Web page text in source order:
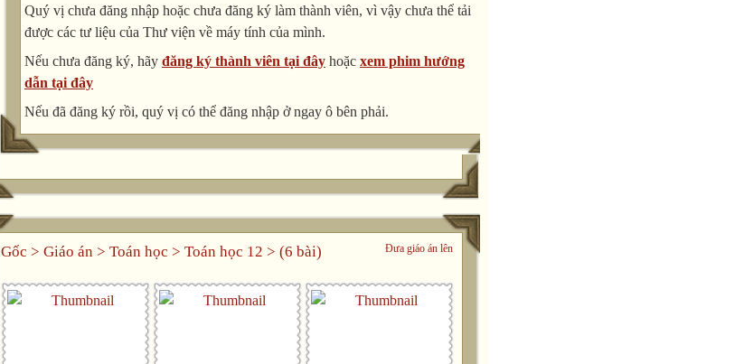
Quý vị chưa đăng nhập hoặc chưa đăng ký làm thành viên, vì vậy chưa thể tải
được các tư liệu của Thư viện về máy tính của mình.
Nếu chưa đăng ký, hãy đăng ký thành viên tại đây hoặc xem phim hướng
dẫn tại đây
Nếu đã đăng ký rồi, quý vị có thể đăng nhập ở ngay ô bên phải.
Đưa giáo án lên
Gốc > Giáo án > Toán học > Toán học 12 > (6 bài)